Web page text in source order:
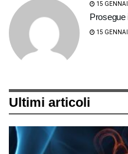
15
Prosegue
15
Ultimi articoli